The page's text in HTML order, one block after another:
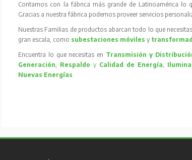
Contamos con la fábrica más grande de Latinoamérica lo
Gracias a nuestra fábrica podemos proveer servicios
Nuestras Familias de productos abarcan todo lo que
gran escala, como subestaciones móvilesy
Encuentra lo que necesitas en Transmisión y
Generación, Respaldo y Calidad de Energía,
Nuevas Energías.